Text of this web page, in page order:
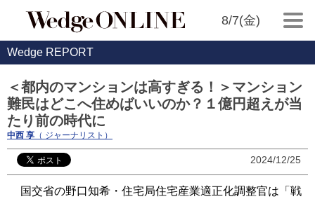
8/7(金)
Wedge REPORT
＜都内のマンションは高すぎる！＞マンション
難民はどこへ住めばいいのか？１億円超えが当
たり前の時代に
中西 享 （ ジャーナリスト）
2024/12/25
国交省の野口知希・住宅局住宅産業適正化調整官は「戦